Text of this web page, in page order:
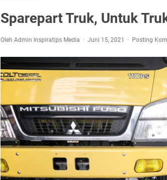
Sparepart Truk, Untuk
Oleh Admin Inspiratips Media Juni 15, 2021 Posting